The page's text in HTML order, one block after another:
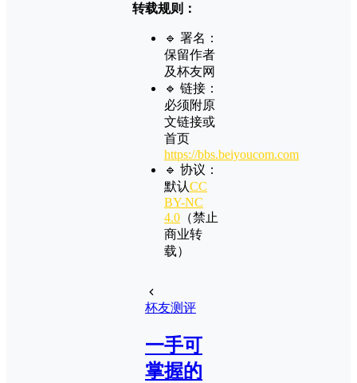
转载规则：
🔹 署名：
保留作者
及杯友网
🔹 链接：
必须附原
文链接或
首页
https://bbs.beiyoucom.com
🔹 协议：
默认CC
BY-NC
4.0 （禁止
商业转
载）
杯友测评
一手可
掌握的